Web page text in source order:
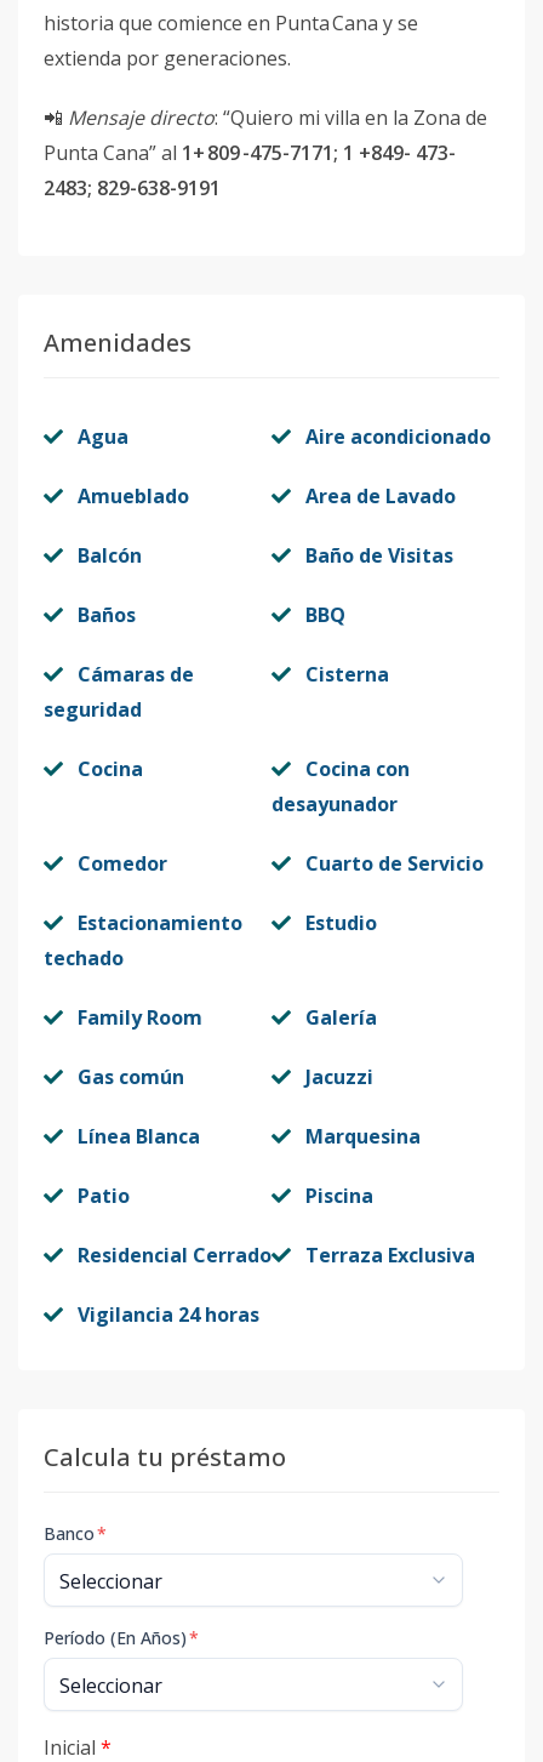
historia que comience en Punta Cana y se
extienda por generaciones.
📲 Mensaje directo: “Quiero mi villa en la Zona de
Punta Cana” al 1+ 809 -475-7171; 1 +849- 473-
2483; 829-638-9191
Amenidades
Agua Aire acondicionado
Amueblado Area de Lavado
Balcón Baño de Visitas
Baños BBQ
Cámaras de
seguridad
Cisterna
Cocina
Cocina con
desayunador
Comedor Cuarto de Servicio
Estacionamiento
techado
Estudio
Family Room Galería
Gas común Jacuzzi
Línea Blanca Marquesina
Patio Piscina
Residencial Cerrado Terraza Exclusiva
Vigilancia 24 horas
Calcula tu préstamo
Banco*
Período (En Años)*
Inicial *